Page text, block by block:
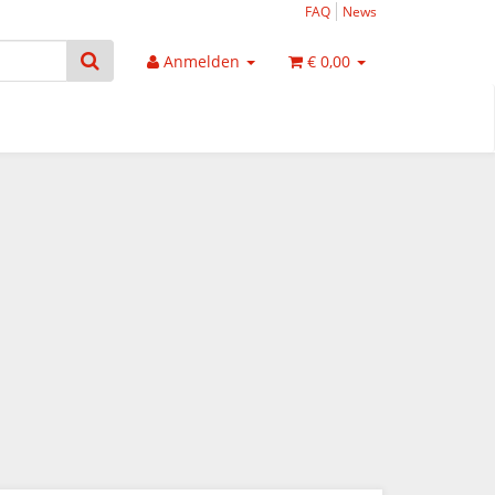
FAQ News
Anmelden € 0,00